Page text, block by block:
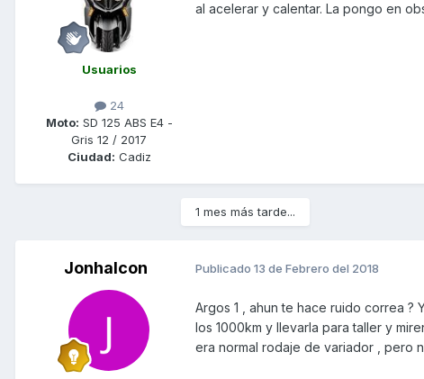
Usuarios
24
Moto: SD 125 ABS E4 -
Gris 12 / 2017
Ciudad: Cadiz
al acelerar y calentar. La pongo en
1 mes más tarde...
Jonhalcon Publicado 13 de Febrero del 2018
Argos 1 , ahun te hace ruido correa
los 1000km y llevarla para taller y
era normal rodaje de variador , pero